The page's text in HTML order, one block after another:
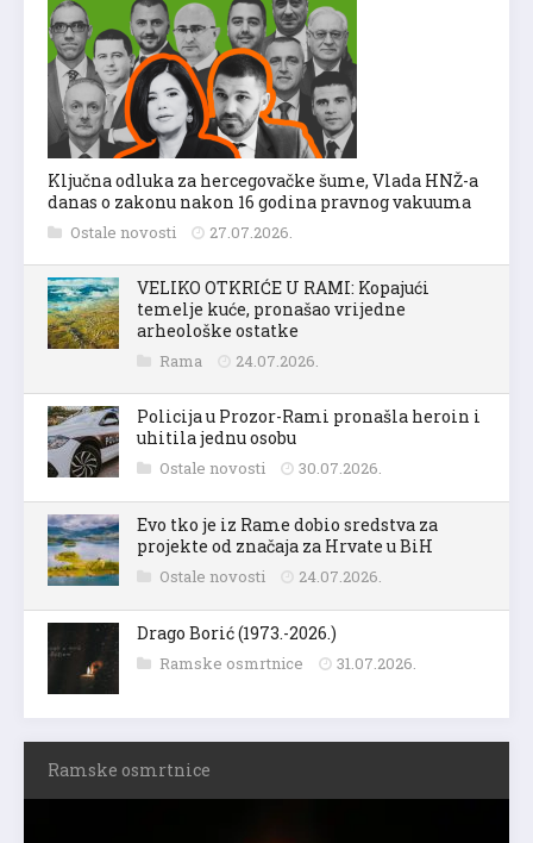
Ključna odluka za hercegovačke šume, Vlada HNŽ-a
danas o zakonu nakon 16 godina pravnog vakuuma
Ostale novosti 27.07.2026.
VELIKO OTKRIĆE U RAMI: Kopajući
temelje kuće, pronašao vrijedne
arheološke ostatke
Rama 24.07.2026.
Policija u Prozor-Rami pronašla heroin i
uhitila jednu osobu
Ostale novosti 30.07.2026.
Evo tko je iz Rame dobio sredstva za
projekte od značaja za Hrvate u BiH
Ostale novosti 24.07.2026.
Drago Borić (1973.-2026.)
Ramske osmrtnice 31.07.2026.
Ramske osmrtnice